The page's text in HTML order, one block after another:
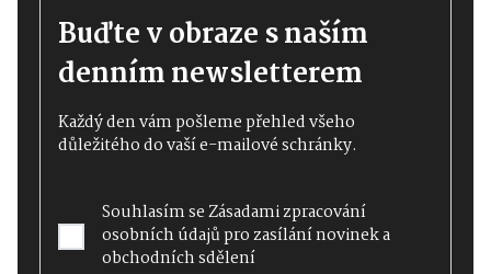
Buďte v obraze s naším
denním newsletterem
Každý den vám pošleme přehled všeho
důležitého do vaší e-mailové schránky.
Souhlasím seZásadami zpracování
osobních údajůpro zasílání novinek a
obchodních sdělení